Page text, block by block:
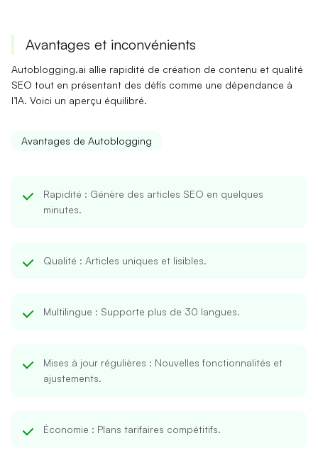
Avantages et inconvénients
Autoblogging.ai allie rapidité de création de contenu et qualité
SEO tout en présentant des défis comme une dépendance à
l’IA. Voici un aperçu équilibré.
Avantages de Autoblogging
Rapidité : Génère des articles SEO en quelques
minutes.
Qualité : Articles uniques et lisibles.
Multilingue : Supporte plus de 30 langues.
Mises à jour régulières : Nouvelles fonctionnalités et
ajustements.
Économie : Plans tarifaires compétitifs.